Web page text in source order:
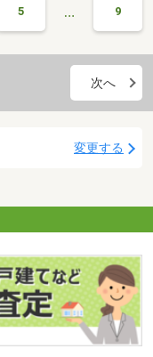
5 … 9
次へ
変更する